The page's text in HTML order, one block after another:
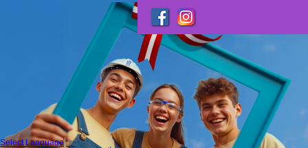
Select Language ▼